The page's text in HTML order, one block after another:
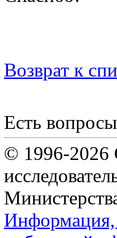
Возврат к
Есть
© 1996-2026
Информация,